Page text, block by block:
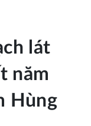
lát
năm
Hùng